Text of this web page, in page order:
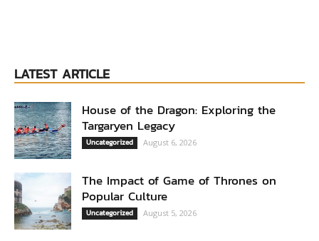
LATEST ARTICLE
House of the Dragon: Exploring the
Targaryen Legacy
Uncategorized August 6, 2026
The Impact of Game of Thrones on
Popular Culture
Uncategorized August 5, 2026